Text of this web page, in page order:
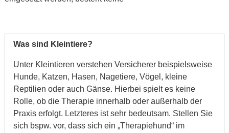
Was sind Kleintiere?
Unter Kleintieren verstehen Versicherer beispielsweise
Hunde, Katzen, Hasen, Nagetiere, Vögel, kleine
Reptilien oder auch Gänse. Hierbei spielt es keine
Rolle, ob die Therapie innerhalb oder außerhalb der
Praxis erfolgt. Letzteres ist sehr bedeutsam. Stellen Sie
sich bspw. vor, dass sich ein „Therapiehund“ im